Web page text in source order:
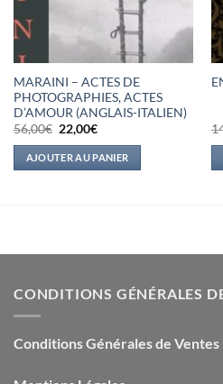
MARAINI – ACTES DE
PHOTOGRAPHIES, ACTES
D’AMOUR (ANGLAIS-ITALIEN)
56,00€ Le
prix
initial
était :
56,00€.
22,00€Le
actuel
est :
22,00€.
AJOUTER AU PANIER
CONDITIONS GÉNÉRALES
Conditions Générales de Ventes